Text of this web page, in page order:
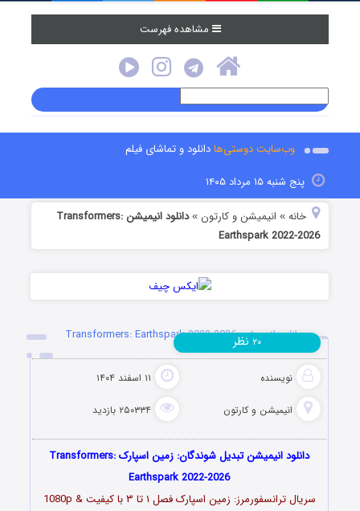
مشاهده فهرست
وب‌سایت دوستی‌هادانلود و تماشای فیلم
پنج شنبه ۱۵ مرداد ۱۴۰۵
خانه » انیمیشن و کارتون »
دانلود انیمیشن Transformers:
Earthspark 2022-2026
دانلود انیمیشن Transformers: Earthspark 2022-2026
نویسنده ۱۱ اسفند ۱۴۰۴
انیمیشن و کارتون ۲۵۰۳۳۴ بازدید
۲۰ نظر
دانلود انیمیشن تبدیل شوندگان: زمین اسپارک Transformers:
Earthspark 2022-2026
سریال ترانسفورمرز: زمین اسپارکفصل ۱ تا ۳
با کیفیت 1080p &